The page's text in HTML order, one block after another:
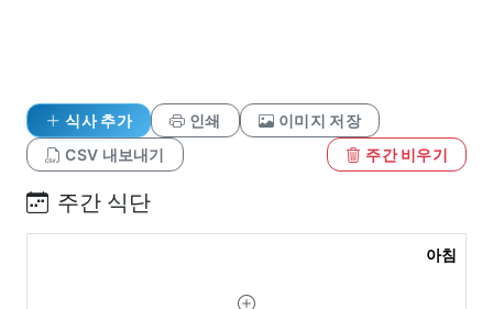
식사 추가 인쇄
이미지 저장
CSV 내보내기
주간 비우기
주간 식단
아침